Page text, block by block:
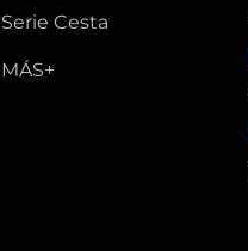
Serie Cesta
MÁS+